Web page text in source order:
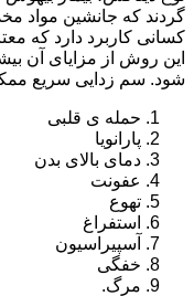
گردند که جانشین مواد
کسانی کاربرد دارد که
این روش از مزایای آن
شود. سم زدایی سریع
حمله ی قلبی
پارانویا
دمای بالای بدن
عفونت
تهوع
استفراغ
آسپیراسیون
خفگی
مرگ.